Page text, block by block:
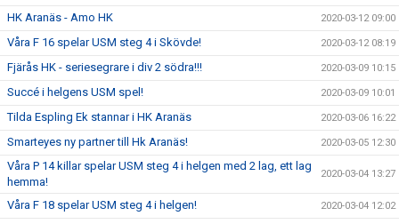
HK Aranäs - Amo HK 2020-03-12 09:00
Våra F 16 spelar USM steg 4 i Skövde! 2020-03-12 08:19
Fjärås HK - seriesegrare i div 2 södra!!! 2020-03-09 10:15
Succé i helgens USM spel! 2020-03-09 10:01
Tilda Espling Ek stannar i HK Aranäs 2020-03-06 16:22
Smarteyes ny partner till Hk Aranäs! 2020-03-05 12:30
Våra P 14 killar spelar USM steg 4 i helgen med 2 lag, ett lag
hemma!
2020-03-04 13:27
Våra F 18 spelar USM steg 4 i helgen! 2020-03-04 12:02